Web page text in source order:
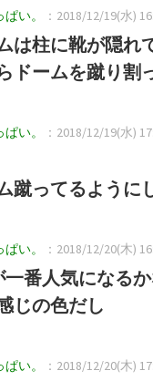
い。 ：2018/12/19(水)
は柱に靴が隠れ
ドームを蹴り割
い。 ：2018/12/19(水)
蹴ってるように
い。 ：2018/12/20(木)
番人気になる
じの色だし
い。 ：2018/12/20(木)